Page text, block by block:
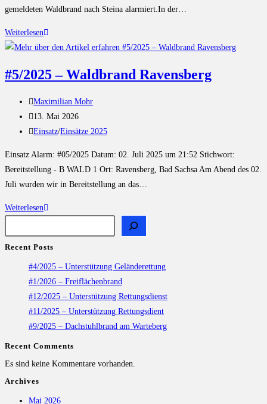
gemeldeten Waldbrand nach Steina alarmiert.In der…
Weiterlesen
#5/2025 – Waldbrand Ravensberg
Maximilian Mohr
13. Mai 2026
Einsatz/Einsätze 2025
Einsatz Alarm: #05/2025 Datum: 02. Juli 2025 um 21:52 Stichwort:
Bereitstellung - B WALD 1 Ort: Ravensberg, Bad Sachsa Am Abend des 02.
Juli wurden wir in Bereitstellung an das…
Weiterlesen
Recent Posts
#4/2025 – Unterstützung Geländerettung
#1/2026 – Freiflächenbrand
#12/2025 – Unterstützung Rettungsdienst
#11/2025 – Unterstützung Rettungsdient
#9/2025 – Dachstuhlbrand am Warteberg
Recent Comments
Es sind keine Kommentare vorhanden.
Archives
Mai 2026